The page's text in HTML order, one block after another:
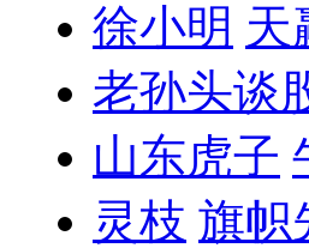
徐小明 天
老孙头谈
山东虎子
灵枝 旗帜